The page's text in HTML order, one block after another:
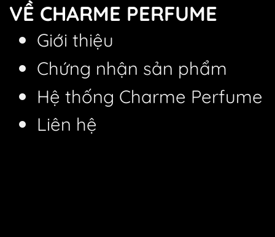
VỀ CHARME PERFUME
Giới thiệu
Chứng nhận sản phẩm
Hệ thống Charme Perfume
Liên hệ